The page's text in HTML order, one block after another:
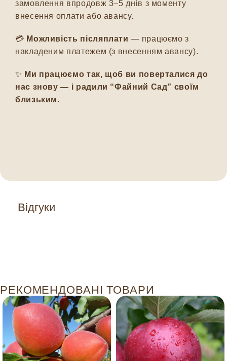
Відгуки
замовлення впродовж 3–5 днів з моменту
внесення оплати або авансу.
💳 Можливість післяплати — працюємо з
накладеним платежем (з внесенням авансу).
✨ Ми працюємо так, щоб ви поверталися до
нас знову — і радили “Файний Сад” своїм
близьким.
РЕКОМЕНДОВАНІ ТОВАРИ